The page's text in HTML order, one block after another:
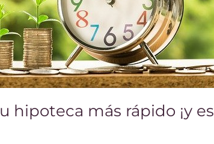
hipoteca más rápido ¡y es